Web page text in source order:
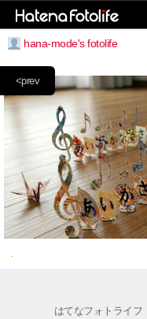
hana-mode's fotolife
<prev
はてなフォトライフ